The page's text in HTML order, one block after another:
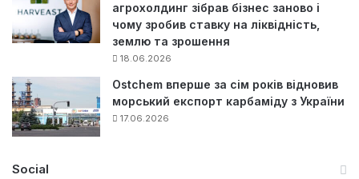
агрохолдинг зібрав бізнес заново і
чому зробив ставку на ліквідність,
землю та зрошення
18.06.2026
Ostchem вперше за сім років відновив
морський експорт карбаміду з України
17.06.2026
Social